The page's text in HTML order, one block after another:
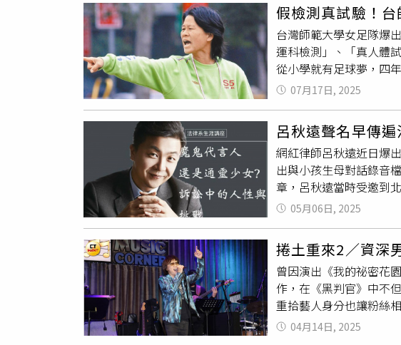
前輩、校長、主任、老
混不下去！」黃湘仙還
等，我們真的會封殺你
理就是整個都是共犯結
朋友真的很可悲，但背
一定會用盡方法把這
假檢測真試驗！
台灣師範大學女足隊爆
運科檢測」、「真人體
從小學就有足球夢，四
當老師，但高三生大一
且抽完血還得進行模
尖採血。簡奇陞回想，
止說是做實驗，只能說
實驗品。離譜的是，這
台英聲稱是大專盃比賽
項清楚寫著：「受試者
間才發覺不對勁，她坦
脅「不配合就不讓妳
下去 ，但她已經想好了
07月17日, 2025
呂秋遠聲名早傳
網紅律師呂秋遠近日爆
出與小孩生母對話錄音
章，呂秋遠當時受邀到
律師）」昨（5）日公
定，如果你決定要把
重創，形象大翻車。有
6日，內容寫道：「想
他的負面留言，且意有
「這是請來教律師混不
嗎？」 還有不少人貼出
05月06日, 2025
捲土重來2／資深
曾因演出《我的祕密花
作，在《黑判官》中不
重拾藝人身分也讓粉絲
的音樂事業就暫停，這
在樂壇近10年，直到
04月14日, 2025